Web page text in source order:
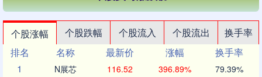
个股涨幅 个股跌幅 个股流入 个股流出
换手率
排名
名称 最新价 涨幅
换手率
1
N展芯 116.52 396.89% 79.39%